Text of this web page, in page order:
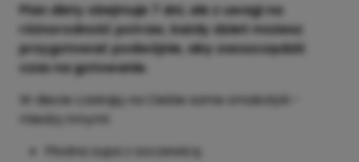
Plan diety obejmuje 7 dni, ale z uwagi na
różnorodność potraw, każdy dzień możesz
przygotować podwójnie, aby zaoszczędzić
czas na gotowanie.
W diecie czekają na Ciebie same smakołyki -
miedzy innymi:
Płodna zupa z soczewicą